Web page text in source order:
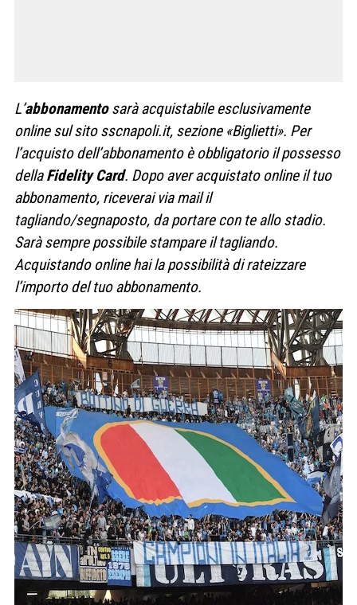
L’abbonamentosarà acquistabile esclusivamente
online sul sito sscnapoli.it, sezione «Biglietti». Per
l’acquisto dell’abbonamento è obbligatorio il possesso
dellaFidelity Card. Dopo aver acquistato online il tuo
abbonamento, riceverai via mail il
tagliando/segnaposto, da portare con te allo stadio.
Sarà sempre possibile stampare il tagliando.
Acquistando online hai la possibilità di rateizzare
l’importo del tuo abbonamento.